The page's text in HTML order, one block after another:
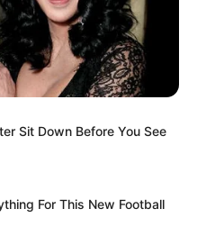
Sit Down Before You See
For This New Football